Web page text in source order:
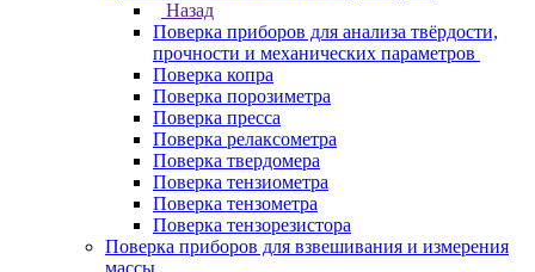
Назад
Поверка приборов для анализа твёрдости,
прочности и механических параметров
Поверка копра
Поверка порозиметра
Поверка пресса
Поверка релаксометра
Поверка твердомера
Поверка тензиометра
Поверка тензометра
Поверка тензорезистора
Поверка приборов для взвешивания и измерения
массы